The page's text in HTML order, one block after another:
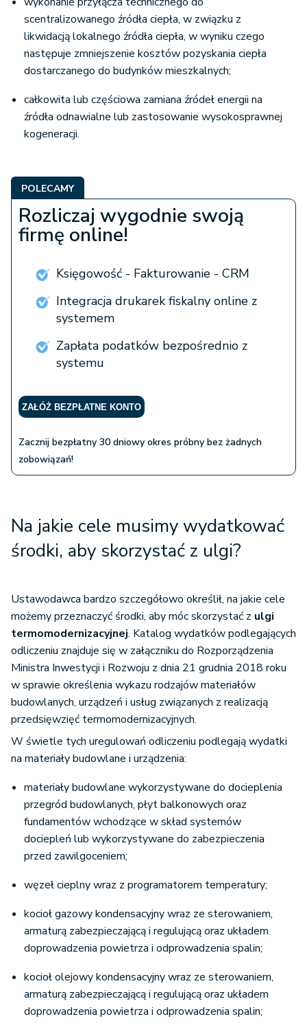
scentralizowanego źródła ciepła, w związku z
likwidacją lokalnego źródła ciepła, w wyniku czego
następuje zmniejszenie kosztów pozyskania ciepła
dostarczanego do budynków mieszkalnych;
całkowita lub częściowa zamiana źródeł energii na
źródła odnawialne lub zastosowanie wysokosprawnej
kogeneracji.
POLECAMY
Rozliczaj wygodnie swoją
firmę online!
Księgowość - Fakturowanie - CRM
Integracja drukarek fiskalny online z
systemem
Zapłata podatków bezpośrednio z
systemu
ZAŁÓŻ BEZPŁATNE KONTO
Zacznij bezpłatny 30 dniowy okres próbny bez żadnych
zobowiązań!
Na jakie cele musimy wydatkować
środki, aby skorzystać z ulgi?
Ustawodawca bardzo szczegółowo określił, na jakie cele
możemy przeznaczyć środki, aby móc skorzystać z ulgi
termomodernizacyjnej. Katalog wydatków podlegających
odliczeniu znajduje się w załączniku do Rozporządzenia
Ministra Inwestycji i Rozwoju z dnia 21 grudnia 2018 roku
w sprawie określenia wykazu rodzajów materiałów
budowlanych, urządzeń i usług związanych z realizacją
przedsięwzięć termomodernizacyjnych.
W świetle tych uregulowań odliczeniu podlegają wydatki
na materiały budowlane i urządzenia:
materiały budowlane wykorzystywane do docieplenia
przegród budowlanych, płyt balkonowych oraz
fundamentów wchodzące w skład systemów
dociepleń lub wykorzystywane do zabezpieczenia
przed zawilgoceniem;
węzeł cieplny wraz z programatorem temperatury;
kocioł gazowy kondensacyjny wraz ze sterowaniem,
armaturą zabezpieczającą i regulującą oraz układem
doprowadzenia powietrza i odprowadzenia spalin;
kocioł olejowy kondensacyjny wraz ze sterowaniem,
armaturą zabezpieczającą i regulującą oraz układem
doprowadzenia powietrza i odprowadzenia spalin;